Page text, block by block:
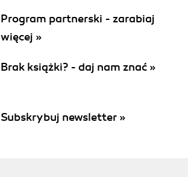
Program partnerski - zarabiaj
więcej »
Brak książki? - daj nam znać »
Subskrybuj newsletter »